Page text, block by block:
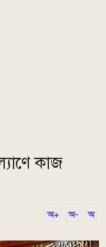
কাজ
অ+ অ- অ